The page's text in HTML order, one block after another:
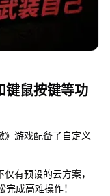
键鼠按键等功
》游戏配备了自定义
有预设的云方案，
成高难操作！